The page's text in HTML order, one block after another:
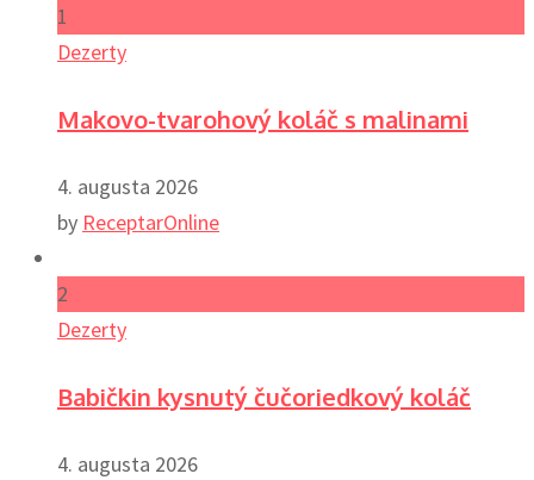
1
Dezerty
Makovo-tvarohový koláč s malinami
4. augusta 2026
by ReceptarOnline
2
Dezerty
Babičkin kysnutý čučoriedkový koláč
4. augusta 2026